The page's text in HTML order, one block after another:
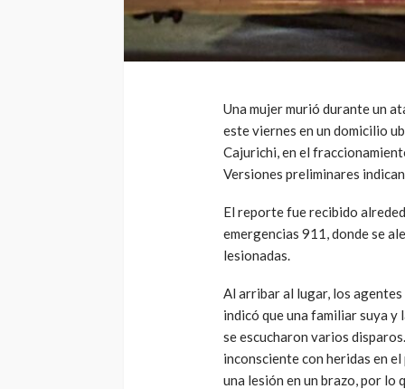
Una mujer murió durante un
este viernes en un domicilio
Cajurichi, en el
Versiones preliminares
El reporte fue recibido
emergencias 911, donde se
lesionadas.
Al arribar al lugar, los
indicó que una familiar suya y
se escucharon varios
inconsciente con heridas en
una lesión en un brazo, por lo